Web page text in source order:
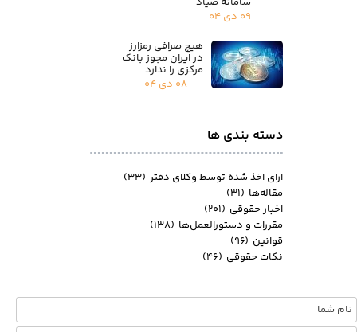
دسته بندی ها
۰۹ دی ۰۴
هیچ صرافی رمزارز
در ایران مجوز بانک
مرکزی را ندارد
۰۸ دی ۰۴
ارای اخذ شده توسط وکلای دفتر (۳۳)
مقاله‌ها (۳۱)
اخبار حقوقی (۲۰۱)
مقررات و دستورالعمل‌ها (۱۳۸)
قوانین (۹۶)
نکات حقوقی (۴۶)